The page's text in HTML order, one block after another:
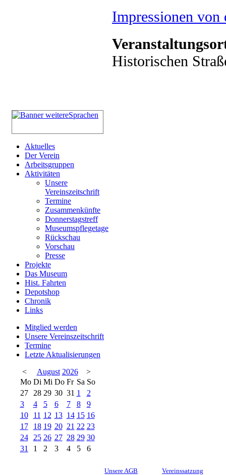
Impressionen von
Historischen
Aktuelles
Der Verein
Arbeitsgruppen
Aktivitäten
Unsere
Vereinszeitschrift
Termine
Zusammenkünfte
Donnerstagstreff
Museumspflegetage
Rückschau
Vorschau
Presse
Projekte
Das Museum
Hist. Fahrten
Depotshop
Chronik
Links
Mitglied werden
Unsere Vereinszeitschrift
Termine
Letzte Aktualisierungen
<
August 2026
>
Mo Di Mi Do Fr Sa So
27
28 29 30 31 1
2
3
4 5 6 7 8
9
10
11 12 13 14 15 16
17
18 19 20 21 22 23
24
25 26 27 28 29 30
31
1 2 3 4 5 6
Unsere AGB Vereinssatzung